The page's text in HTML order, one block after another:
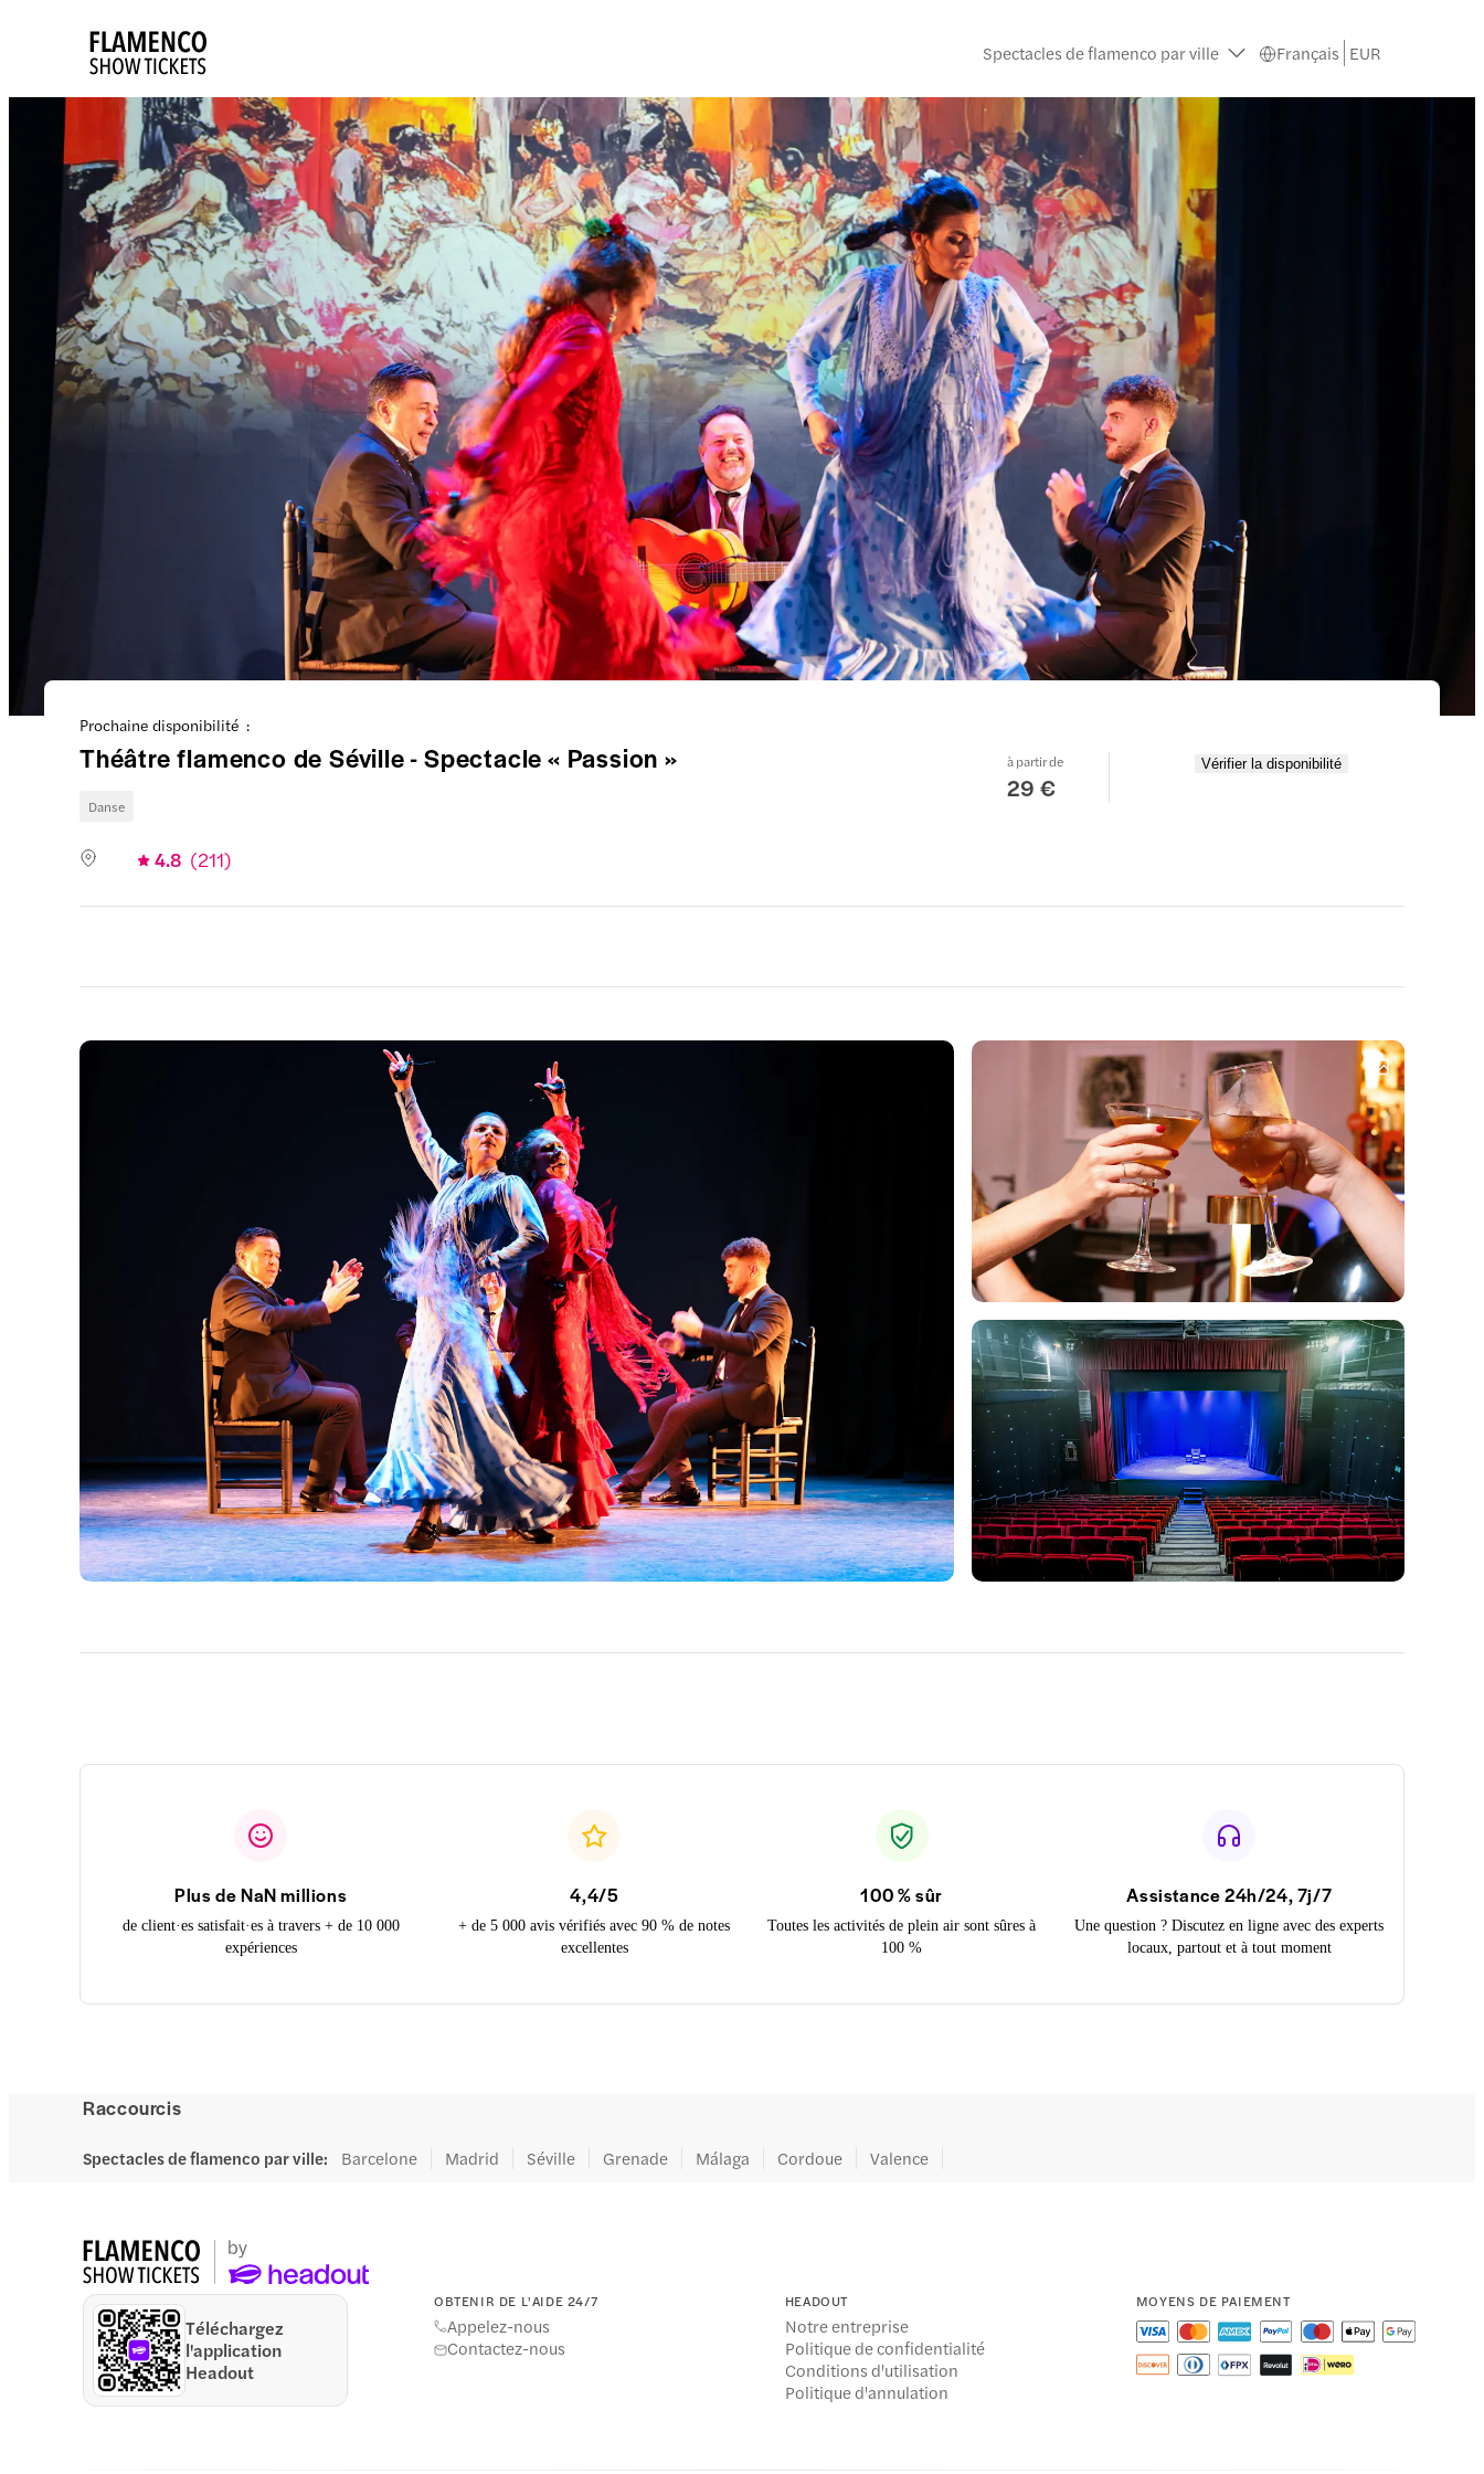
Spectacles de flamenco par ville Français EUR
Prochaine disponibilité :
Théâtre flamenco de Séville - Spectacle « Passion »
Danse
à partir de
29 €
Vérifier la disponibilité
4.8 (211)
Plus de NaN millions
de client·es satisfait·es à travers + de 10 000
expériences
4,4/5
+ de 5 000 avis vérifiés avec 90 % de notes
excellentes
100 % sûr
Toutes les activités de plein air sont sûres à
100 %
Assistance 24h/24, 7j/7
Une question ? Discutez en ligne avec des experts
locaux, partout et à tout moment
Raccourcis
Spectacles de flamenco par ville: Barcelone Madrid Séville Grenade Málaga Cordoue Valence
Téléchargez
l'application
Headout
OBTENIR DE L'AIDE 24/7
Appelez-nous
Contactez-nous
HEADOUT
Notre entreprise
Politique de confidentialité
Conditions d'utilisation
Politique d'annulation
MOYENS DE PAIEMENT